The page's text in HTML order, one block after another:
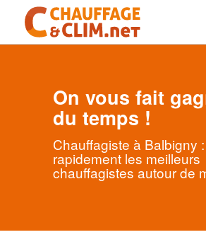
On vous fait
du temps !
Chauffagiste à Balbigny
rapidement les meilleurs
chauffagistes autour de